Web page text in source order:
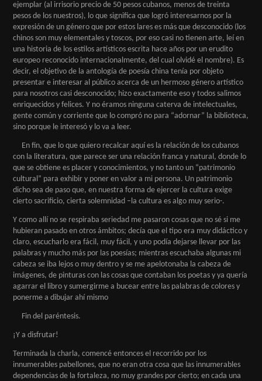
ejemplar (al irrisorio precio de 50 pesos cubanos, menos de treinta
pesos de los nuestros), lo que significa que logró interesarnos por la
expresión de un género que por estos lares es más que desconocido (los
chinos son muy elementales y toscos, por eso casi no tienen arte, leí en
una historia de los estilos artísticos escrita hace años por un erudito
europeo reconocido internacionalmente, del cual olvidé el nombre). Es
decir, el objetivo de la antología de poesía china tenía por objeto
presentar e interesar al público acerca de un hermoso género artístico
para nosotros casi desconocido; hizo exactamente eso y todos salimos
enriquecidos y felices. Y no éramos ninguna caterva de intelectuales,
gente común y corriente que lo compró no para “adornar” la biblioteca,
sino porque le interesó y lo va a leer.
En fin, que lo que quiero recalcar aquí es la relación de los cubanos
con la literatura, que parece ser una relación franca y natural, donde lo
que se obtiene es placer y conocimientos, y no tanto un “patrimonio
cultural” para exhibir y poner en valor a mi persona. Un patrimonio
dicho sea de paso que, en nuestra forma de ejercer la cultura exige
cierto sacrificio, cierta solemnidad –la cultura es algo muy serio-.
Y como allí no se respiraba seriedad me pasaron cosas que no sé si me
hubieran pasado en otros ámbitos; decía que el tipo era muy didáctico y
claro, escucharlo era fácil, muy fácil, y uno podía dejarse llevar por las
palabras y mucho más por las poesías; mientras escuchaba algunas mi
cabeza se iba lejos o muy dentro y se me apelotonaba la cabeza de
imágenes, de pinturas con las cosas que contaban los poetas y ya quería
agarrar el libro y sumergirme a bucear entre las palabras de colores y
ponerme a dibujar ahí mismo
Fin del paréntesis.
¡Y a disfrutar!
Terminada la charla, comencé entonces el recorrido por los
innumerables pabellones, que no eran otra cosa que las innumerables
dependencias de la fortaleza, no muy grandes por cierto; en cada una